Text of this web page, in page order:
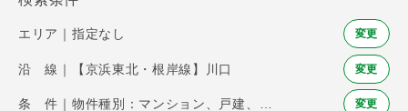
エリア｜指定なし 変更
沿 線｜【京浜東北・根岸線】川口 変更
変更